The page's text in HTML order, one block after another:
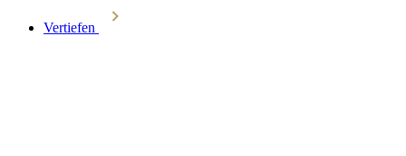
Vertiefen